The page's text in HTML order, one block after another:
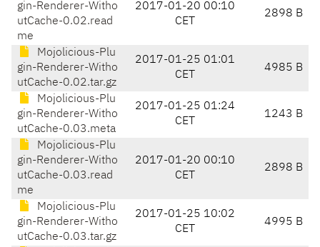
gin-Renderer-Witho
utCache-0.02.read
me
2017-01-20 00:10
CET
2898 B
Mojolicious-Plu
gin-Renderer-Witho
utCache-0.02.tar.gz
2017-01-25 01:01
CET
4985 B
Mojolicious-Plu
gin-Renderer-Witho
utCache-0.03.meta
2017-01-25 01:24
CET
1243 B
Mojolicious-Plu
gin-Renderer-Witho
utCache-0.03.read
me
2017-01-20 00:10
CET
2898 B
Mojolicious-Plu
gin-Renderer-Witho
utCache-0.03.tar.gz
2017-01-25 10:02
CET
4995 B